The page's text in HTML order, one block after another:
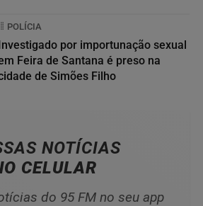
POLÍCIA
por importunação sexual
Feira de Santana é preso na
de Simões Filho
NOTÍCIAS
CELULAR
do 95 FM no seu app